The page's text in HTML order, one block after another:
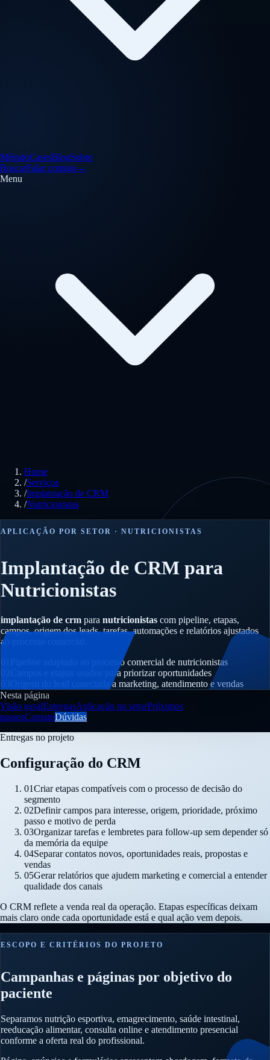
MétodoCasesBlogSobre
BuscarFalar comigo→
Menu
Home
/Serviços
/Implantação de CRM
/Nutricionistas
APLICAÇÃO POR SETOR · NUTRICIONISTAS
Implantação de CRM para
Nutricionistas
implantação de crm para nutricionistas com pipeline, etapas,
campos, origem dos leads, tarefas, automações e relatórios ajustados
ao processo comercial.
Pipeline adaptado ao processo comercial de nutricionistas
Campos e etapas usados para priorizar oportunidades
Origem do lead conectada a marketing, atendimento e vendas
Nesta página
Visão geralEntregasAplicação no setorPróximos
passosContatoDúvidas
Entregas no projeto
Configuração do CRM
01Criar etapas compatíveis com o processo de decisão do
segmento
02Definir campos para interesse, origem, prioridade, próximo
passo e motivo de perda
03Organizar tarefas e lembretes para follow-up sem depender só
da memória da equipe
04Separar contatos novos, oportunidades reais, propostas e
vendas
05Gerar relatórios que ajudem marketing e comercial a entender
qualidade dos canais
O CRM reflete a venda real da operação. Etapas específicas deixam
mais claro onde cada oportunidade está e qual ação vem depois.
ESCOPO E CRITÉRIOS DO PROJETO
Campanhas e páginas por objetivo do
paciente
Separamos nutrição esportiva, emagrecimento, saúde intestinal,
reeducação alimentar, consulta online e atendimento presencial
conforme a oferta real do profissional.